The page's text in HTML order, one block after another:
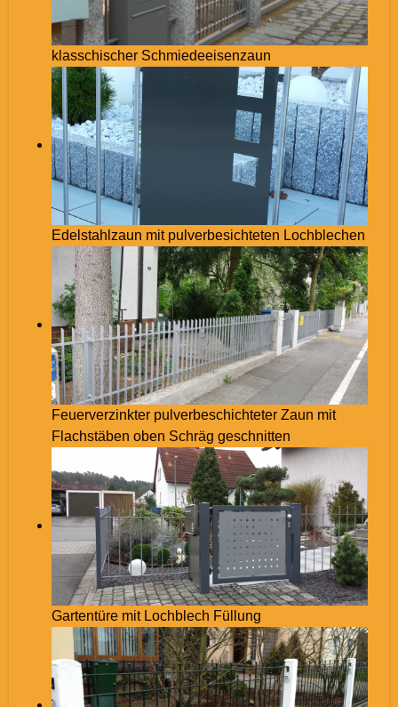
klasschischer Schmiedeeisenzaun
Edelstahlzaun mit pulverbesichteten Lochblechen
Feuerverzinkter pulverbeschichteter Zaun mit
Flachstäben oben Schräg geschnitten
Gartentüre mit Lochblech Füllung